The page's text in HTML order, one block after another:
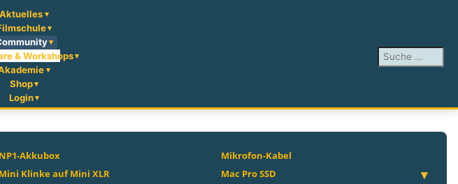
Aktuelles
& Workshops
Shop
Login
Suchen ...
NP1-Akkubox
Mikrofon-Kabel
Mini Klinke auf Mini XLR
Mac Pro SSD